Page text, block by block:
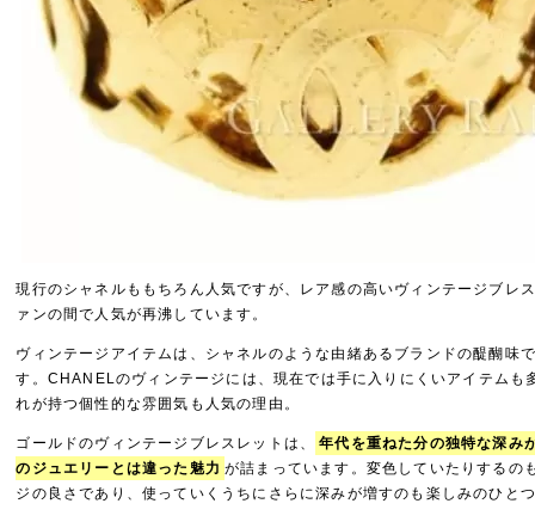
現行のシャネルももちろん人気ですが、レア感の高いヴィンテージブレ
ァンの間で人気が再沸しています。
ヴィンテージアイテムは、シャネルのような由緒あるブランドの醍醐味
す。CHANELのヴィンテージには、現在では手に入りにくいアイテムも
れが持つ個性的な雰囲気も人気の理由。
ゴールドのヴィンテージブレスレットは、
年代を重ねた分の独特な深み
のジュエリーとは違った魅力 が詰まっています。変色していたりするの
ジの良さであり、使っていくうちにさらに深みが増すのも楽しみのひと